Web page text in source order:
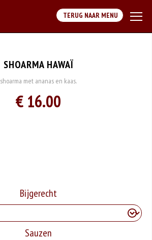
TERUG NAAR MENU
SHOARMA HAWAÏ
shoarma met ananas en kaas.
€ 16.00
Bijgerecht
Sauzen